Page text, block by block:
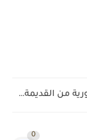
رابط تحويل العملة السورية من القديمة إلى الجديدة 2026
0